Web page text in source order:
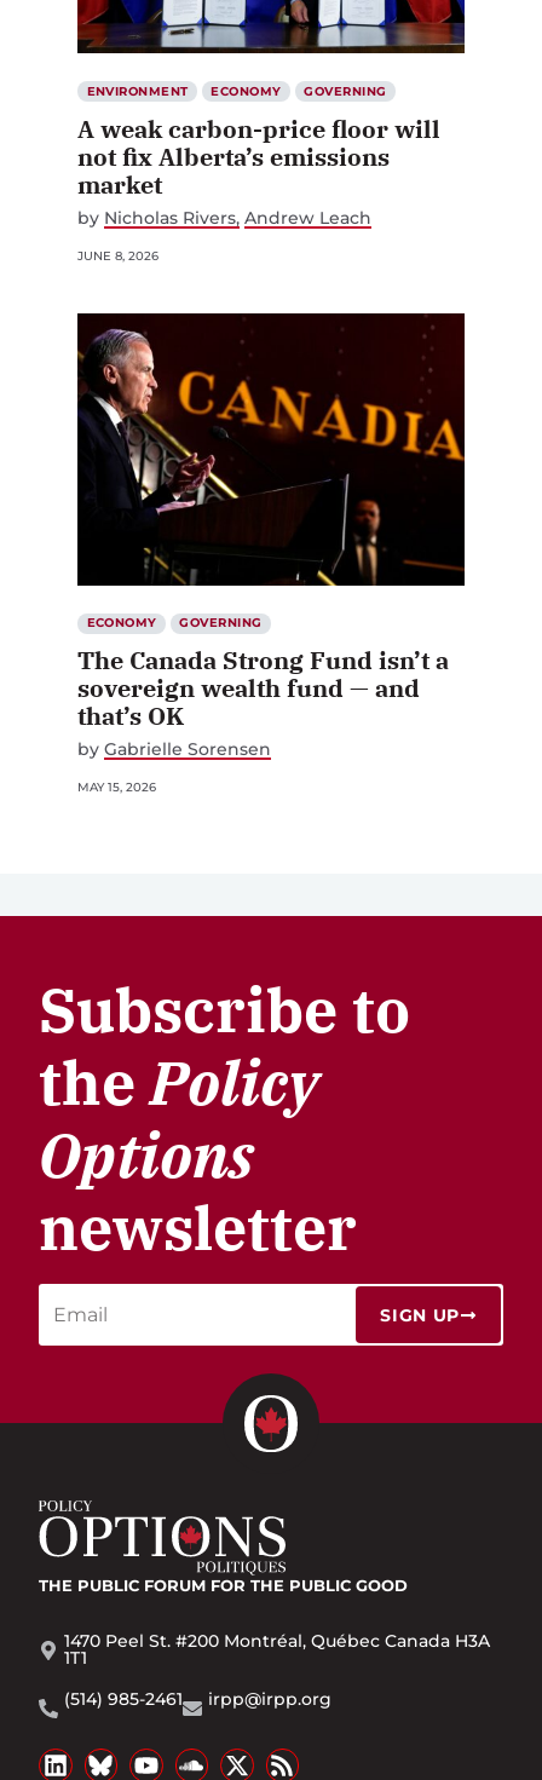
ENVIRONMENT ECONOMY GOVERNING
A weak carbon-price floor will
not fix Alberta’s emissions
market
by Nicholas Rivers Andrew Leach
JUNE 8, 2026
ECONOMY GOVERNING
The Canada Strong Fund isn’t a
sovereign wealth fund — and
that’s OK
by Gabrielle Sorensen
MAY 15, 2026
Subscribe to
thePolicy
Options
newsletter
SIGN UP
THE PUBLIC FORUM FOR THE PUBLIC GOOD
1470 Peel St. #200 Montréal, Québec Canada H3A
1T1
(514) 985-2461
irpp@irpp.org